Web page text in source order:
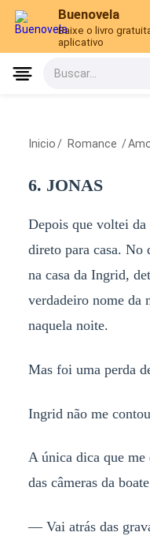
Buenovela
Baixe o livro
aplicativo
Buscar...
Inicio / Romance /
6. JONAS
Depois que voltei
direto para casa. No
na casa da Ingrid,
verdadeiro nome da
naquela noite.
Mas foi uma perda
Ingrid não me
A única dica que
das câmeras da
— Vai atrás das